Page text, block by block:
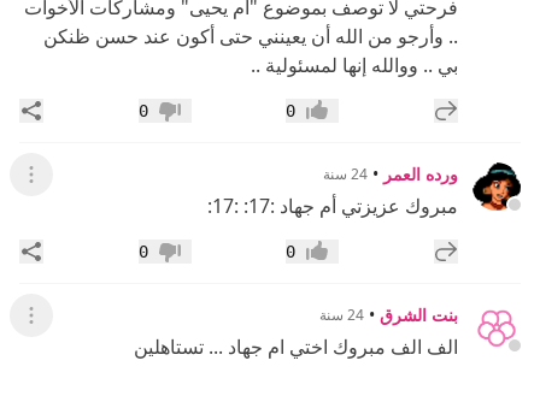
فرحتي لا توصف بموضوع "أم يحيى" ومشاركات الأخوات
.. وأرجو من الله أن يعينني حتى أكون عند حسن ظنكن
بي .. ووالله إنها لمسئولية ..
إضافة رد جديد إعجاب0 عدم إعجاب
0
ورده العمر • 24 سنة عرض
مبروك عزيزتي أم جهاد :17: :17:
إضافة رد جديد إعجاب0 عدم إعجاب
0
بنت الشرق • 24 سنة عرض
الف الف مبروك اختي ام جهاد ... تستاهلين